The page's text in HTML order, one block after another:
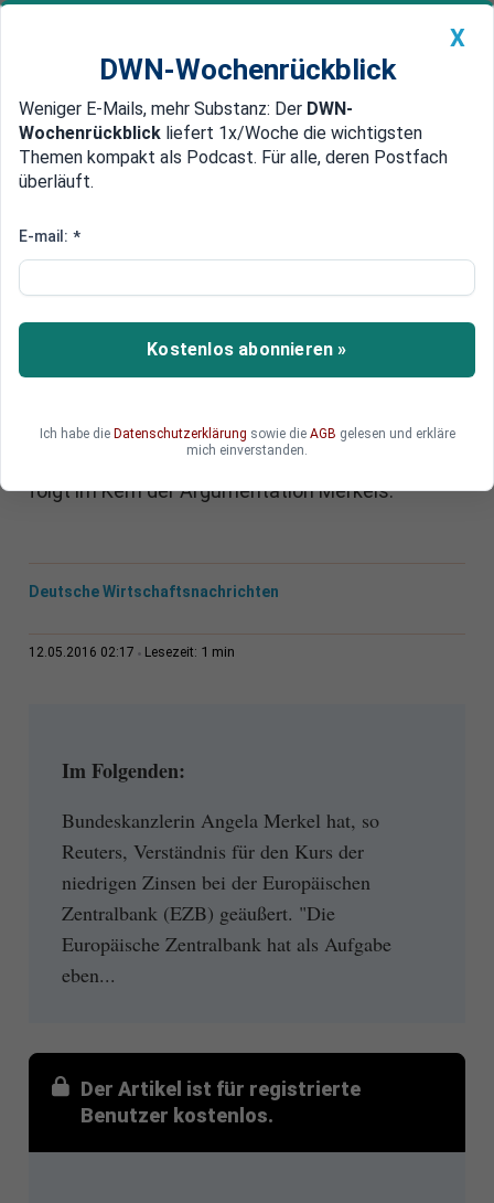
Newsticker MEIN DWN: Geldanlage Premium
Edelmetalle DWN-Magazin China
Niedrige Zinsen verteidigt
Trotz Verlusten für die Sparer:
Merkel stärkt Draghi den Rücken
Bundeskanzlerin Merkel steht in der Politik der
Euro-Staaten „Wachstumspotenziale
folgt im Kern der Argumentation Merkels.
Deutsche Wirtschaftsnachrichten
12.05.2016 02:17 Lesezeit: 1 min
Im Folgenden:
Bundeskanzlerin Angela Merkel hat, so
Reuters, Verständnis für den Kurs der
niedrigen Zinsen bei der Europäischen
Zentralbank (EZB) geäußert. "Die
Europäische Zentralbank hat als Aufgabe
eben...
Der Artikel ist für registrierte
Benutzer kostenlos.
X
DWN-Wochenrückblick
Weniger E-Mails, mehr Substanz: Der DWN-
Wochenrückblick liefert 1x/Woche die wichtigsten
Themen kompakt als Podcast. Für alle, deren Postfach
überläuft.
E-mail: *
Kostenlos abonnieren »
Ich habe die Datenschutzerklärung sowie die AGB gelesen und erkläre
mich einverstanden.